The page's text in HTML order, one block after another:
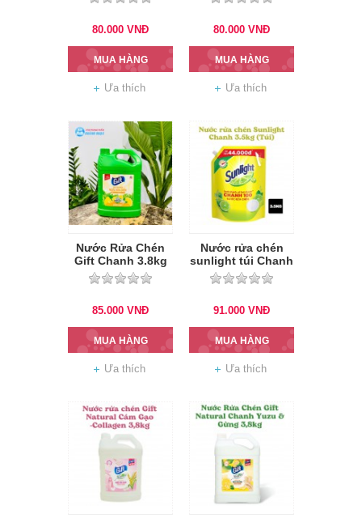
80.000 VNĐ
MUA HÀNG
Ưa thích
80.000 VNĐ
MUA HÀNG
Ưa thích
Nước Rửa Chén
Gift Chanh 3.8kg
85.000 VNĐ
MUA HÀNG
Ưa thích
Nước rửa chén
sunlight túi Chanh
3.5kg
91.000 VNĐ
MUA HÀNG
Ưa thích